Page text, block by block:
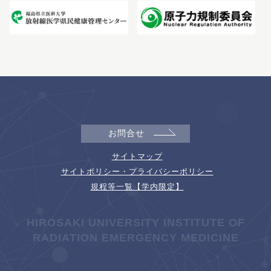
お問合せ
サイトマップ
サイトポリシー・プライバシーポリシー
規程等一覧【学内限定】
HIROSAKI UNIVERSITY INSTITUTE OF
RADIATION EMERGENCY MEDICINE